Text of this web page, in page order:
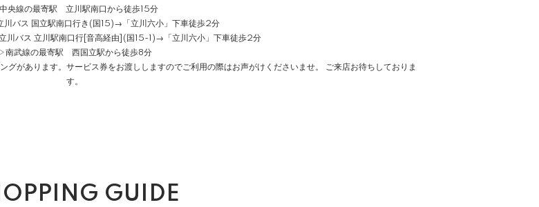
央線の最寄駅 立川駅南口から徒歩15分
川バス 国立駅南口行き(国15)→「立川六小」下車徒歩2分
バス 立川駅南口行[音高経由](国15-1)→「立川六小」下車徒歩2分
南武線の最寄駅 西国立駅から徒歩8分
があります。サービス券をお渡ししますのでご利用の際はお声がけくださいませ。 ご来店お待ちしておりま
す。
GUIDE